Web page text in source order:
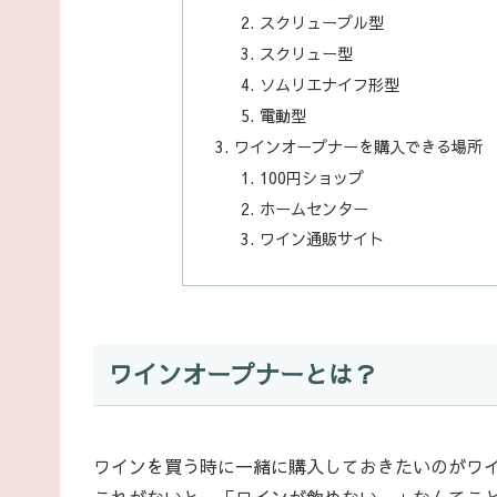
スクリュープル型
スクリュー型
ソムリエナイフ形型
電動型
ワインオープナーを購入できる場所
100円ショップ
ホームセンター
ワイン通販サイト
ワインオープナーとは？
ワインを買う時に一緒に購入しておきたいのがワ